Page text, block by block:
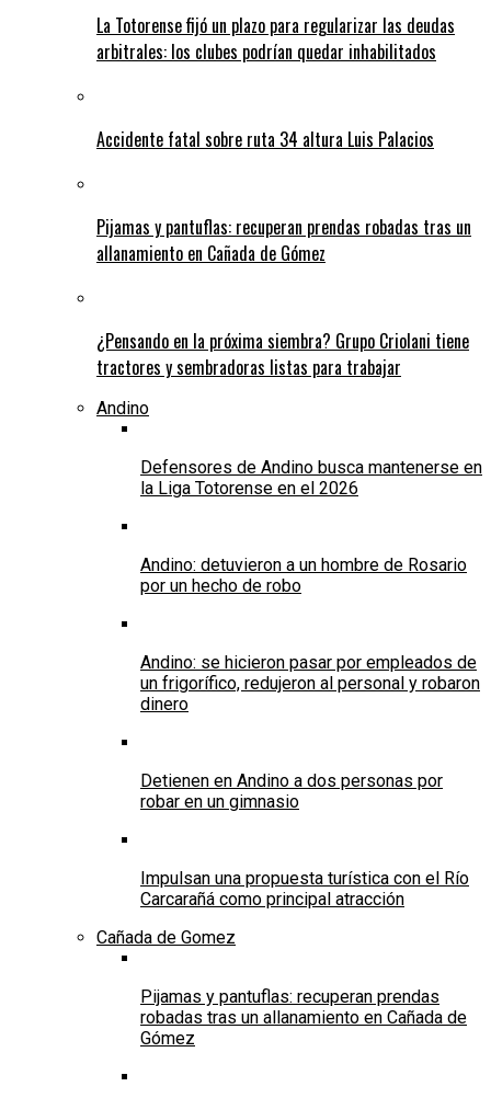
La Totorense fijó un plazo para regularizar las deudas
arbitrales: los clubes podrían quedar inhabilitados
Accidente fatal sobre ruta 34 altura Luis Palacios
Pijamas y pantuflas: recuperan prendas robadas tras un
allanamiento en Cañada de Gómez
¿Pensando en la próxima siembra? Grupo Criolani tiene
tractores y sembradoras listas para trabajar
Andino
Defensores de Andino busca mantenerse en
la Liga Totorense en el 2026
Andino: detuvieron a un hombre de Rosario
por un hecho de robo
Andino: se hicieron pasar por empleados de
un frigorífico, redujeron al personal y robaron
dinero
Detienen en Andino a dos personas por
robar en un gimnasio
Impulsan una propuesta turística con el Río
Carcarañá como principal atracción
Cañada de Gomez
Pijamas y pantuflas: recuperan prendas
robadas tras un allanamiento en Cañada de
Gómez